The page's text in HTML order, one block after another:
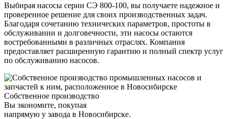
Выбирая насосы серии СЭ 800-100, вы получаете надежное и
проверенное решение для своих производственных задач.
Благодаря сочетанию технических параметров, простоты в
обслуживании и долговечности, эти насосы остаются
востребованными в различных отраслях. Компания
предоставляет расширенную гарантию и полный спектр услуг
по обслуживанию насосов.
Собственное производство
Вы экономите, покупая
напрямую у завода в Новосибирске.